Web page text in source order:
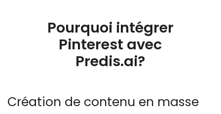
Pourquoi intégrer
Pinterest avec
Predis.ai?
Création de contenu en masse